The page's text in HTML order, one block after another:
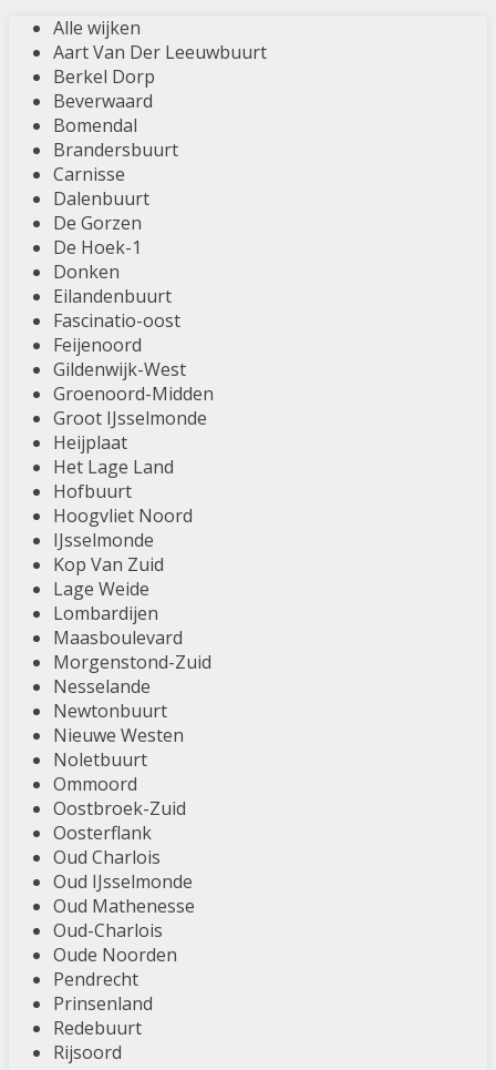
Alle wijken
Aart Van Der Leeuwbuurt
Berkel Dorp
Beverwaard
Bomendal
Brandersbuurt
Carnisse
Dalenbuurt
De Gorzen
De Hoek-1
Donken
Eilandenbuurt
Fascinatio-oost
Feijenoord
Gildenwijk-West
Groenoord-Midden
Groot IJsselmonde
Heijplaat
Het Lage Land
Hofbuurt
Hoogvliet Noord
IJsselmonde
Kop Van Zuid
Lage Weide
Lombardijen
Maasboulevard
Morgenstond-Zuid
Nesselande
Newtonbuurt
Nieuwe Westen
Noletbuurt
Ommoord
Oostbroek-Zuid
Oosterflank
Oud Charlois
Oud IJsselmonde
Oud Mathenesse
Oud-Charlois
Oude Noorden
Pendrecht
Prinsenland
Redebuurt
Rijsoord